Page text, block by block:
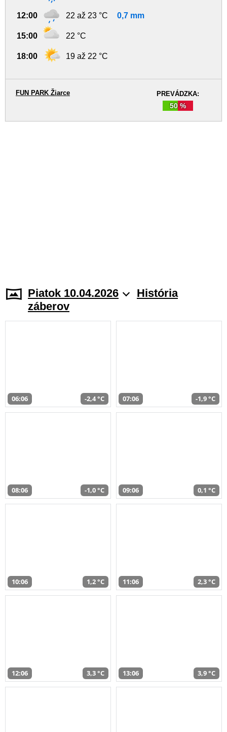
12:00 22 až 23 °C 0,7 mm
15:00 22 °C
18:00 19 až 22 °C
PREVÁDZKA:
50 %
FUN PARK Žiarce
Piatok 10.04.2026
História
záberov
06:06 -2,4 °C 07:06 -1,9 °C
08:06 -1,0 °C 09:06 0,1 °C
10:06 1,2 °C 11:06 2,3 °C
12:06 3,3 °C 13:06 3,9 °C